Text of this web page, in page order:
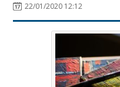
22/01/2020 12:12